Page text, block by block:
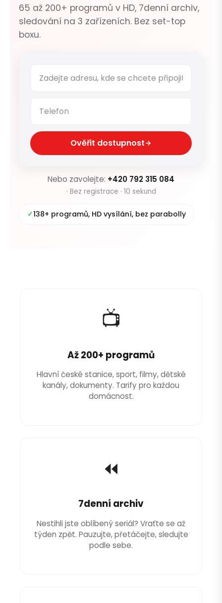
65 až 200+ programů v HD, 7denní archiv,
sledování na 3 zařízeních. Bez set-top
boxu.
Ověřit dostupnost
Nebo zavolejte: +420 792 315 084
· Bez registrace · 10 sekund
✓138+ programů, HD vysílání, bez parabolly
📺
Až 200+ programů
Hlavní české stanice, sport, filmy, dětské
kanály, dokumenty. Tarify pro každou
domácnost.
⏪
7denní archiv
Nestihli jste oblíbený seriál? Vraťte se až
týden zpět. Pauzujte, přetáčejte, sledujte
podle sebe.